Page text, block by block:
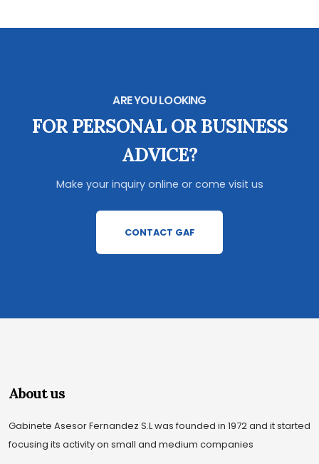
ARE YOU LOOKING
FOR PERSONAL OR BUSINESS
ADVICE?
Make your inquiry online or come visit us
CONTACT GAF
About us
Gabinete Asesor Fernandez S.L was founded in 1972 and it started
focusing its activity on small and medium companies